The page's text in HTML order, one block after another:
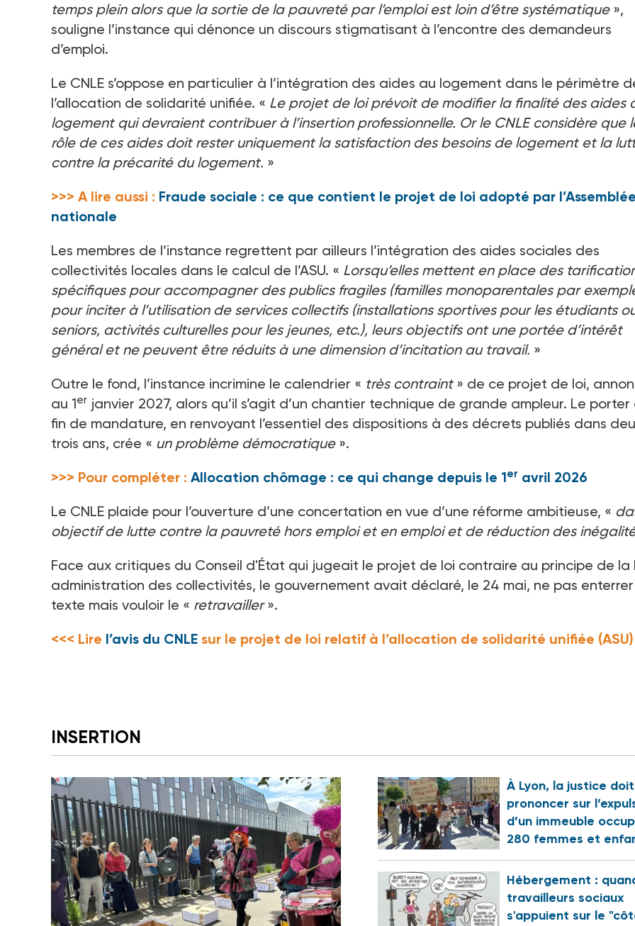
temps plein alors que la sortie de la pauvreté par l’emploi est loin d’être systématique »,
souligne l’instance qui dénonce un discours stigmatisant à l’encontre des demandeurs
d’emploi.
Le CNLE s’oppose en particulier à l’intégration des aides au logement dans le périmètre
l’allocation de solidarité unifiée. « Le projet de loi prévoit de modifier la finalité des aides
logement qui devraient contribuer à l’insertion professionnelle. Or le CNLE considère que
rôle de ces aides doit rester uniquement la satisfaction des besoins de logement et la
contre la précarité du logement. »
>>> A lire aussi : Fraude sociale : ce que contient le projet de loi adopté par l’Assemblée
nationale
Les membres de l’instance regrettent par ailleurs l’intégration des aides sociales des
collectivités locales dans le calcul de l’ASU. « Lorsqu’elles mettent en place des
spécifiques pour accompagner des publics fragiles (familles monoparentales par
pour inciter à l’utilisation de services collectifs (installations sportives pour les étudiants
seniors, activités culturelles pour les jeunes, etc.), leurs objectifs ont une portée d’intérêt
général et ne peuvent être réduits à une dimension d’incitation au travail. »
Outre le fond, l’instance incrimine le calendrier « très contraint » de ce projet de loi,
au 1er janvier 2027, alors qu’il s’agit d’un chantier technique de grande ampleur. Le porter
fin de mandature, en renvoyant l’essentiel des dispositions à des décrets publiés dans
trois ans, crée « un problème démocratique ».
>>> Pour compléter : Allocation chômage : ce qui change depuis le 1er avril 2026
Le CNLE plaide pour l’ouverture d’une concertation en vue d’une réforme ambitieuse, «
objectif de lutte contre la pauvreté hors emploi et en emploi et de réduction des
Face aux critiques du Conseil d'État qui jugeait le projet de loi contraire au principe de la
administration des collectivités, le gouvernement avait déclaré, le 24 mai, ne pas
texte mais vouloir le « retravailler ».
<<< Lire l’avis du CNLE sur le projet de loi relatif à l’allocation de solidarité unifiée (ASU)
INSERTION
À Lyon, la justice
prononcer sur
d’un immeuble
280 femmes et
Hébergement :
travailleurs sociaux
s'appuient sur le